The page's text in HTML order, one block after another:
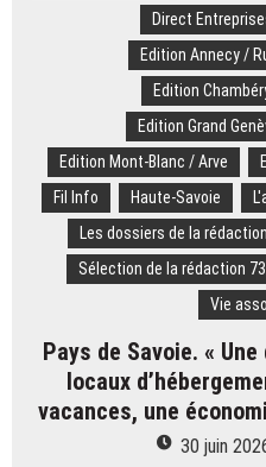
tout
perdu
une
de
en
15
les
le
Direct
Edition Annecy /
Edition
Edition Grand
Edition Mont-Blanc / Arve
Fil Info
Haute-Savoie
Les dossiers de la rédaction
Sélection de la rédaction 73
Vie
Pays de Savoie. «
locaux
vacances, une
30 juin